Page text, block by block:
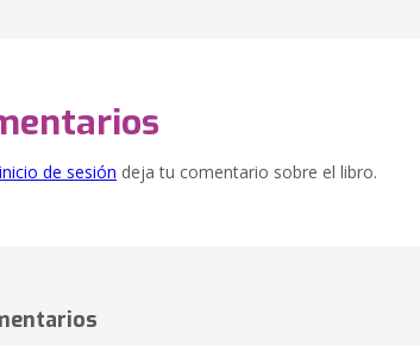
inicio de sesión deja tu comentario sobre el libro.